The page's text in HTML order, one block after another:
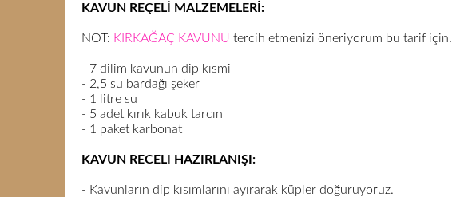
KAVUN REÇELİ MALZEMELERİ:
NOT: KIRKAĞAÇ KAVUNU tercih etmenizi öneriyorum bu tarif için.
- 7 dilim kavunun dip kısmi
- 2,5 su bardağı şeker
- 1 litre su
- 5 adet kırık kabuk tarcın
- 1 paket karbonat
KAVUN RECELI HAZIRLANIŞI:
- Kavunların dip kısımlarını ayırarak küpler doğuruyoruz.